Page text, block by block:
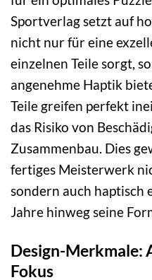
Sportverlag setzt auf
nicht nur für eine
einzelnen Teile sorgt,
angenehme Haptik
Teile greifen perfekt
das Risiko von
Zusammenbau. Dies
fertiges Meisterwerk
sondern auch haptisch
Jahre hinweg seine
Design-Merkmale:
Fokus